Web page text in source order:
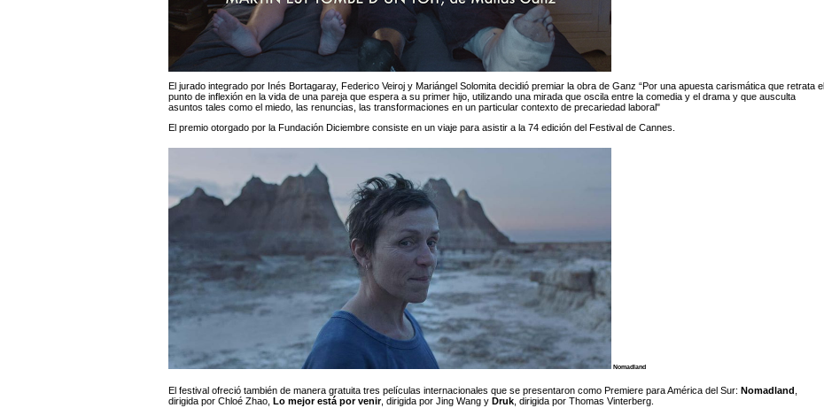
El jurado integrado por Inés Bortagaray, Federico Veiroj y Mariángel Solomita decidió premiar la obra de Ganz “Por una apuesta carismática que retrata el
punto de inflexión en la vida de una pareja que espera a su primer hijo, utilizando una mirada que oscila entre la comedia y el drama y que ausculta
asuntos tales como el miedo, las renuncias, las transformaciones en un particular contexto de precariedad laboral"
El premio otorgado por la Fundación Diciembre consiste en un viaje para asistir a la 74 edición del Festival de Cannes.
Nomadland
El festival ofreció también de manera gratuita tres películas internacionales que se presentaron como Premiere para América del Sur: Nomadland
dirigida por Chloé Zhao,
Lo mejor está por venir, dirigida por Jing Wang y Druk, dirigida por Thomas Vinterberg.